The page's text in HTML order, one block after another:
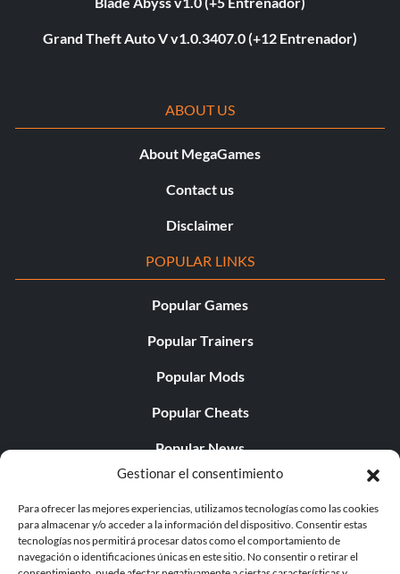
Gestionar el consentimiento
Para ofrecer las mejores experiencias, utilizamos tecnologías como las cookies
para almacenar y/o acceder a la información del dispositivo. Consentir estas
tecnologías nos permitirá procesar datos como el comportamiento de
navegación o identificaciones únicas en este sitio. No consentir o retirar el
Grand Theft Auto V v1.0.3407.0 (+12 Entrenador)
ABOUT US
About MegaGames
Contact us
Disclaimer
POPULAR LINKS
Popular Games
Popular Trainers
Popular Mods
Popular Cheats
Popular News
Popular Editorials
Popular Free Games
LATEST UPDATES